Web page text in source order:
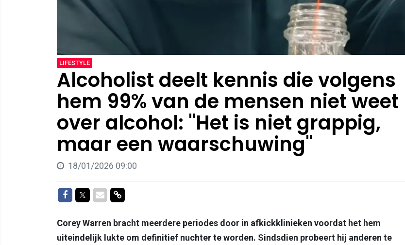
LIFESTYLE
Alcoholist deelt kennis die volgens
hem 99% van de mensen niet weet
over alcohol: "Het is niet grappig,
maar een waarschuwing"
18/01/2026 09:00
Delen op Facebook
Delen op Twitter
Delen via Mail
Delen via link
Corey Warren bracht meerdere periodes door in afkickklinieken voordat het hem
uiteindelijk lukte om definitief nuchter te worden. Sindsdien probeert hij anderen te